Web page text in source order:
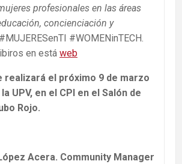
profesionales en las áreas
concienciación y
#WOMENinTECH.
en está web
realizará el próximo 9 de marzo
UPV, en el CPI en el Salón de
Rojo.
Acera. Community Manager